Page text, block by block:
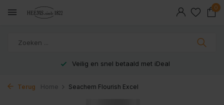
0
Veilig en snel betaald met iDeal
Terug Home Seachem Flourish Excel